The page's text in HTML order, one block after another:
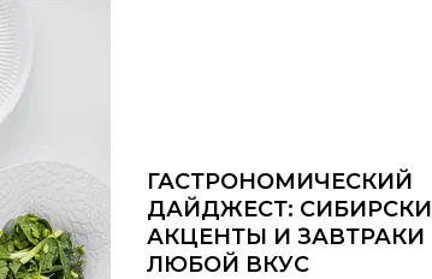
ГАСТРОНОМИЧЕСКИЙ
ДАЙДЖЕСТ:
АКЦЕНТЫ И ЗАВТРАКИ
ЛЮБОЙ ВКУС